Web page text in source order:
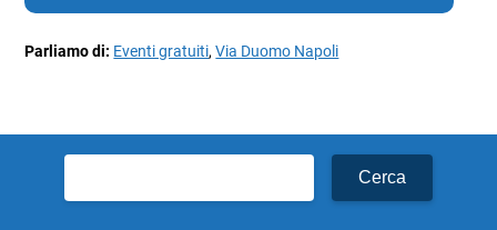
Parliamo di: Eventi gratuiti,Via Duomo Napoli
per: